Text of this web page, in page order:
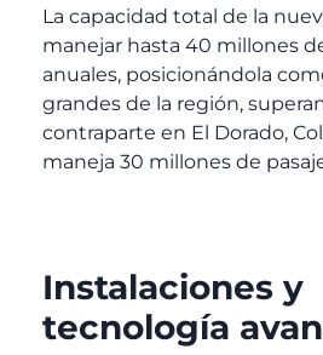
La capacidad total de la
manejar hasta 40 millones
anuales, posicionándola
grandes de la región,
contraparte en El Dorado,
maneja 30 millones de
Instalaciones y
tecnología